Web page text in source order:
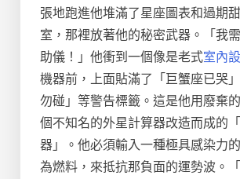
張地跑進他堆滿了星座圖表和過期
室，那裡放著他的秘密武器。「我
助儀！」他衝到一個像是老式室內
機器前，上面貼滿了「巨蟹座已哭
勿碰」等警告標籤。這是他用廢棄
個不知名的外星計算器改造而成的
器」。他必須輸入一種極具感染力
為燃料，來抵抗那負面的運勢波。